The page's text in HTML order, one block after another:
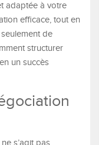
adaptée à votre
efficace, tout en
de
structurer
un succès
s’agit pas